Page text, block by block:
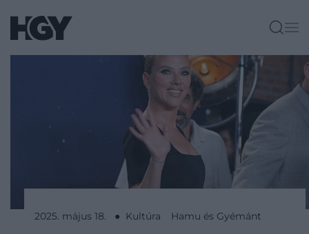
2025. május 18. ● Kultúra Hamu és Gyémánt